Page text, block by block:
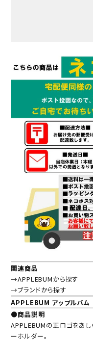
関連商品
→APPLEBUMから探す
→ブランドから探す
APPLEBUM アップルバム
●商品説明
APPLEBUMの正ロゴをあし
ーホルダー。